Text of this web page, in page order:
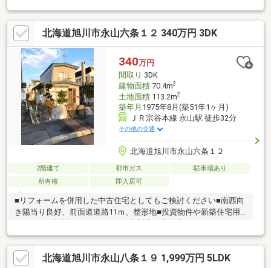
フロアタイル張替、網戸ガラス一部交換、照明交換、IHシステム
キッチン(新)、シャワートイレ×2(新)、洗面台(新)、FFセントラル
ストーブ(新)、暖房パネル交換、給湯ボイラー(新)、ユニットバス
(新)、融雪槽メンテナス、カーポート・外構工事(アスファルト舗
装)都市ガス給湯器、灯油暖房、IHシステムキッチン、一坪浴室
(追い焚き)、洗面化粧台、電気エアコン、TVドアホン、カーポー
ト、融雪槽
北海道旭川市永山六条１２ 340万円 3DK
340万円
間取り 3DK
建物面積70.4m2
土地面積113.2m2
築年月 1975年8月(築51年1ヶ月)
ＪＲ宗谷本線 永山駅 徒歩32分
その他の交通
北海道旭川市永山六条１２
2階建て 都市ガス
駐車場あり
所有権
即入居可
■リフォームを併用した中古住宅としてもご検討ください■南西向
き陽当り良好、前面道道路11ｍ、整形地■投資物件や新築住宅用
北海道旭川市永山八条１９ 1,999万円 5LDK